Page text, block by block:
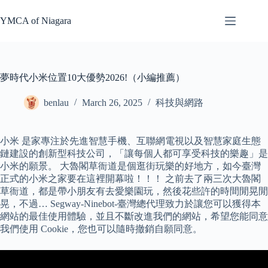
to
content
YMCA of Niagara
夢時代小米位置10大優勢2026!（小編推薦）
benlau March 26, 2025 科技與網路
小米 是家專注於先進智慧手機、互聯網電視以及智慧家庭生態
鏈建設的創新型科技公司，「讓每個人都可享受科技的樂趣」是
小米的願景。 大魯閣草衙道是個逛街玩樂的好地方，如今臺灣
正式的小米之家要在這裡開幕啦！！！ 之前去了兩三次大魯閣
草衙道，都是帶小朋友有去愛樂園玩，然後花些許的時間閒晃閒
晃，不過… Segway-Ninebot-臺灣總代理致力於讓您可以獲得本
網站的最佳使用體驗，並且不斷改進我們的網站，希望您能同意
我們使用 Cookie，您也可以隨時撤銷自願同意。